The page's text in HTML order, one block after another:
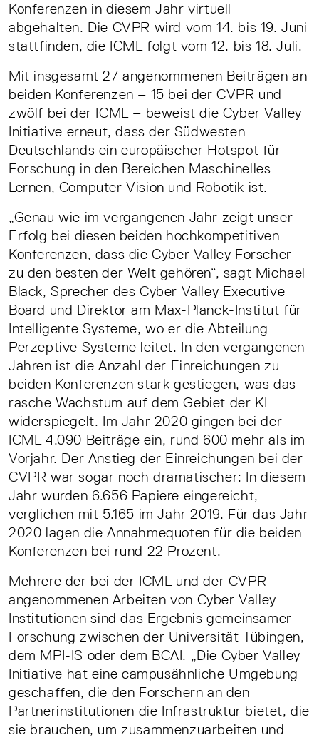
Konferenzen in diesem Jahr virtuell
abgehalten. Die CVPR wird vom 14. bis 19. Juni
stattfinden, die ICML folgt vom 12. bis 18. Juli.
Mit insgesamt 27 angenommenen Beiträgen an
beiden Konferenzen – 15 bei der CVPR und
zwölf bei der ICML – beweist die Cyber Valley
Initiative erneut, dass der Südwesten
Deutschlands ein europäischer Hotspot für
Forschung in den Bereichen Maschinelles
Lernen, Computer Vision und Robotik ist.
„Genau wie im vergangenen Jahr zeigt unser
Erfolg bei diesen beiden hochkompetitiven
Konferenzen, dass die Cyber Valley Forscher
zu den besten der Welt gehören“, sagt Michael
Black, Sprecher des Cyber Valley Executive
Board und Direktor am Max-Planck-Institut für
Intelligente Systeme, wo er die Abteilung
Perzeptive Systeme leitet. In den vergangenen
Jahren ist die Anzahl der Einreichungen zu
beiden Konferenzen stark gestiegen, was das
rasche Wachstum auf dem Gebiet der KI
widerspiegelt. Im Jahr 2020 gingen bei der
ICML 4.090 Beiträge ein, rund 600 mehr als im
Vorjahr. Der Anstieg der Einreichungen bei der
CVPR war sogar noch dramatischer: In diesem
Jahr wurden 6.656 Papiere eingereicht,
verglichen mit 5.165 im Jahr 2019. Für das Jahr
2020 lagen die Annahmequoten für die beiden
Konferenzen bei rund 22 Prozent.
Mehrere der bei der ICML und der CVPR
angenommenen Arbeiten von Cyber Valley
Institutionen sind das Ergebnis gemeinsamer
Forschung zwischen der Universität Tübingen,
dem MPI-IS oder dem BCAI. „Die Cyber Valley
Initiative hat eine campusähnliche Umgebung
geschaffen, die den Forschern an den
Partnerinstitutionen die Infrastruktur bietet, die
sie brauchen, um zusammenzuarbeiten und